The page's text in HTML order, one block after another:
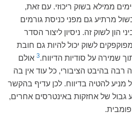
ממילא בשוק ריכוזי. עם זאת,
מרתיע גם מפני כניסת גורמים
הון לשוק זה. ניסיון ליצור הסדר
לשוק יכול להיות גם חובת
שמירה על סודיות הדיווח.3 אולם
רבה בהיבט הציבורי, כל עוד אין בה
מניע להטיה בדיווח. לכן עדיף בהקשר
גבול של אחזקות באינטרסים אחרים,